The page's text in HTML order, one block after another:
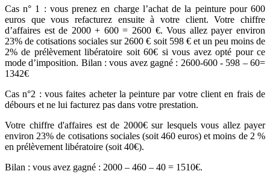
Cas n° 1 : vous prenez en charge l’achat de la peinture pour 600
euros que vous refacturez ensuite à votre client. Votre chiffre
d’affaires est de 2000 + 600 = 2600 €. Vous allez payer environ
23% de cotisations sociales sur 2600 € soit 598 € et un peu moins de
2% de prélèvement libératoire soit 60€ si vous avez opté pour ce
mode d’imposition. Bilan : vous avez gagné : 2600-600 - 598 – 60=
1342€
Cas n°2 : vous faites acheter la peinture par votre client en frais de
débours et ne lui facturez pas dans votre prestation.
Votre chiffre d'affaires est de 2000€ sur lesquels vous allez payer
environ 23% de cotisations sociales (soit 460 euros) et moins de 2 %
en prélèvement libératoire (soit 40€).
Bilan : vous avez gagné : 2000 – 460 – 40 = 1510€.